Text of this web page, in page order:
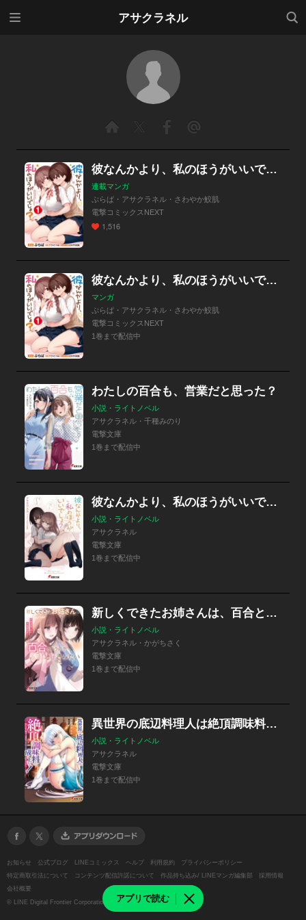
アサクラネル
検索
アプリで読む
彼なんかより、私のほうがいいでしょ？【分冊版】
連載マンガ
ぷらぱ・アサクラネル・さわやか鮫肌
電撃コミックスNEXT
1,516
彼なんかより、私のほうがいいでしょ？
マンガ
ぷらぱ・アサクラネル・さわやか鮫肌
電撃コミックスNEXT
1巻まで配信中
わたしの百合も、営業だと思った？
小説・ライトノベル
アサクラネル・千種みのり
電撃文庫
1巻まで配信中
彼なんかより、私のほうがいいでしょ？
小説・ライトノベル
アサクラネル
電撃文庫
1巻まで配信中
新しくできたお姉さんは、百合というのが好きみたい
小説・ライトノベル
アサクラネル・かがちさく
電撃文庫
1巻まで配信中
異世界の底辺料理人は絶頂調味料で成り上がる！
小説・ライトノベル
アサクラネル
電撃文庫
1巻まで配信中
お知らせ 公式ブログ LINEコミックス ヘルプ 利用規約
プライバシーポリシー
特定商取引法について
コンテンツ配信許諾について 作品持ち込み/ LINEマンガ編集部
採用情報
会社概要
© LINE Digital Frontier Corporation